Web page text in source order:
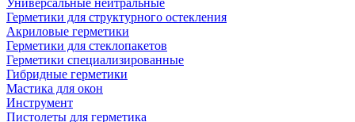
Универсальные нейтральные
Герметики для структурного остекления
Акриловые герметики
Герметики для стеклопакетов
Герметики специализированные
Гибридные герметики
Мастика для окон
Инструмент
Пистолеты для герметика